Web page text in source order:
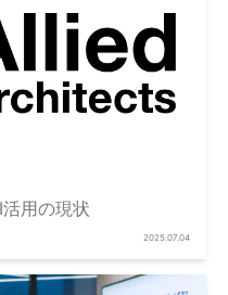
用の現状
2025.07.04